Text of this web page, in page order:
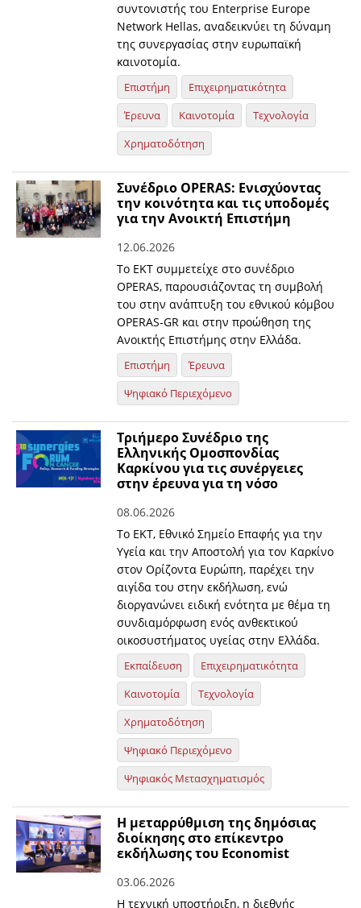
συντονιστής του Enterprise Europe
Network Hellas, αναδεικνύει τη δύναμη
της συνεργασίας στην ευρωπαϊκή
καινοτομία.
Επιστήμη
Επιχειρηματικότητα
Έρευνα
Καινοτομία
Τεχνολογία
Χρηματοδότηση
Συνέδριο OPERAS: Ενισχύοντας
την κοινότητα και τις υποδομές
για την Ανοικτή Επιστήμη
12.06.2026
Το ΕΚΤ συμμετείχε στο συνέδριο
OPERAS, παρουσιάζοντας τη συμβολή
του στην ανάπτυξη του εθνικού κόμβου
OPERAS-GR και στην προώθηση της
Ανοικτής Επιστήμης στην Ελλάδα.
Επιστήμη
Έρευνα
Ψηφιακό Περιεχόμενο
Τριήμερο Συνέδριο της
Ελληνικής Ομοσπονδίας
Καρκίνου για τις συνέργειες
στην έρευνα για τη νόσο
08.06.2026
Το ΕΚΤ, Εθνικό Σημείο Επαφής για την
Υγεία και την Αποστολή για τον Καρκίνο
στον Ορίζοντα Ευρώπη, παρέχει την
αιγίδα του στην εκδήλωση, ενώ
διοργανώνει ειδική ενότητα με θέμα τη
συνδιαμόρφωση ενός ανθεκτικού
οικοσυστήματος υγείας στην Ελλάδα.
Εκπαίδευση
Επιχειρηματικότητα
Καινοτομία
Τεχνολογία
Χρηματοδότηση
Ψηφιακό Περιεχόμενο
Ψηφιακός Μετασχηματισμός
Η μεταρρύθμιση της δημόσιας
διοίκησης στο επίκεντρο
εκδήλωσης του Economist
03.06.2026
Η τεχνική υποστήριξη, η διεθνής